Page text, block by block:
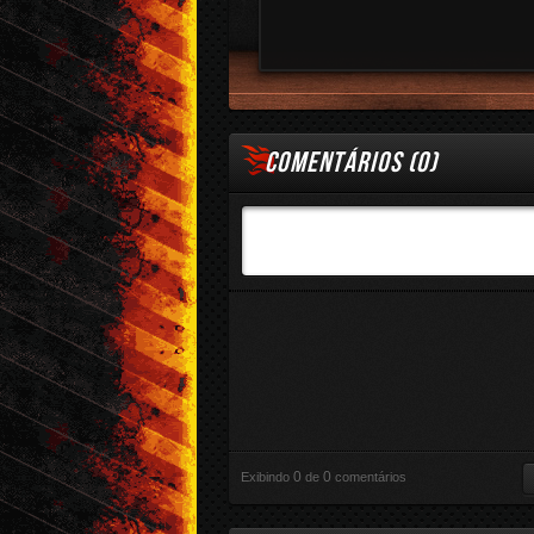
COMENTÁRIOS (0)
Exibindo 0 de 0 comentários